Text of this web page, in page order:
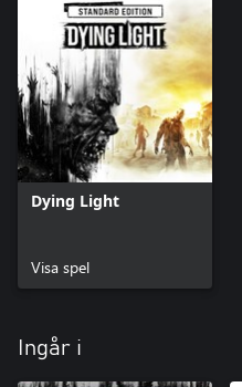
Dying Light
Visa spel
Ingår i